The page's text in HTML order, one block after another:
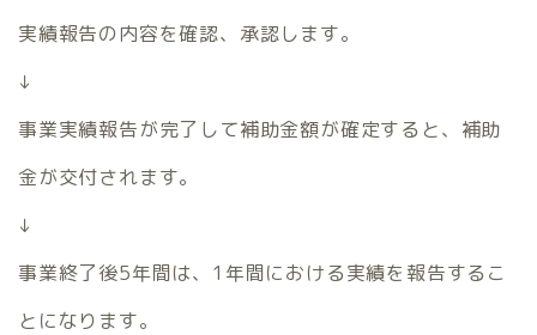
実績報告の内容を確認、承認します。
↓
事業実績報告が完了して補助金額が確定すると、補助
金が交付されます。
↓
事業終了後5年間は、1年間における実績を報告するこ
とになります。